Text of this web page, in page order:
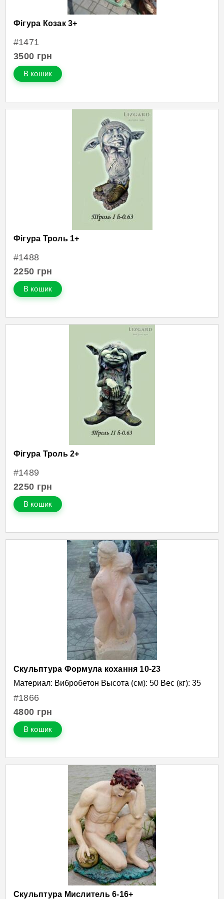
Фігура Козак 3+
#1471
3500 грн
В кошик
Фігура Троль 1+
#1488
2250 грн
В кошик
Фігура Троль 2+
#1489
2250 грн
В кошик
Скульптура Формула кохання 10-23
Материал: Вибробетон Высота (см): 50 Вес (кг): 35
#1866
4800 грн
В кошик
Скульптура Мислитель 6-16+